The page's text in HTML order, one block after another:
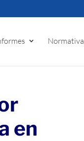
Normativa
en